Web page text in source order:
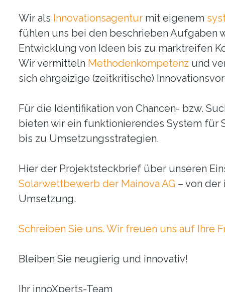
Wir als Innovationsagentur mit eigenem
fühlen uns bei den beschrieben Aufgaben
Entwicklung von Ideen bis zu marktreifen
Wir vermitteln Methodenkompetenz und
sich ehrgeizige (zeitkritische)
Für die Identifikation von Chancen- bzw.
bieten wir ein funktionierendes System für
bis zu Umsetzungsstrategien.
Hier der Projektsteckbrief über unseren
Solarwettbewerb der Mainova AG – von der
Umsetzung.
Schreiben Sie uns. Wir freuen uns auf Ihre
Bleiben Sie neugierig und innovativ!
Ihr innoXperts-Team